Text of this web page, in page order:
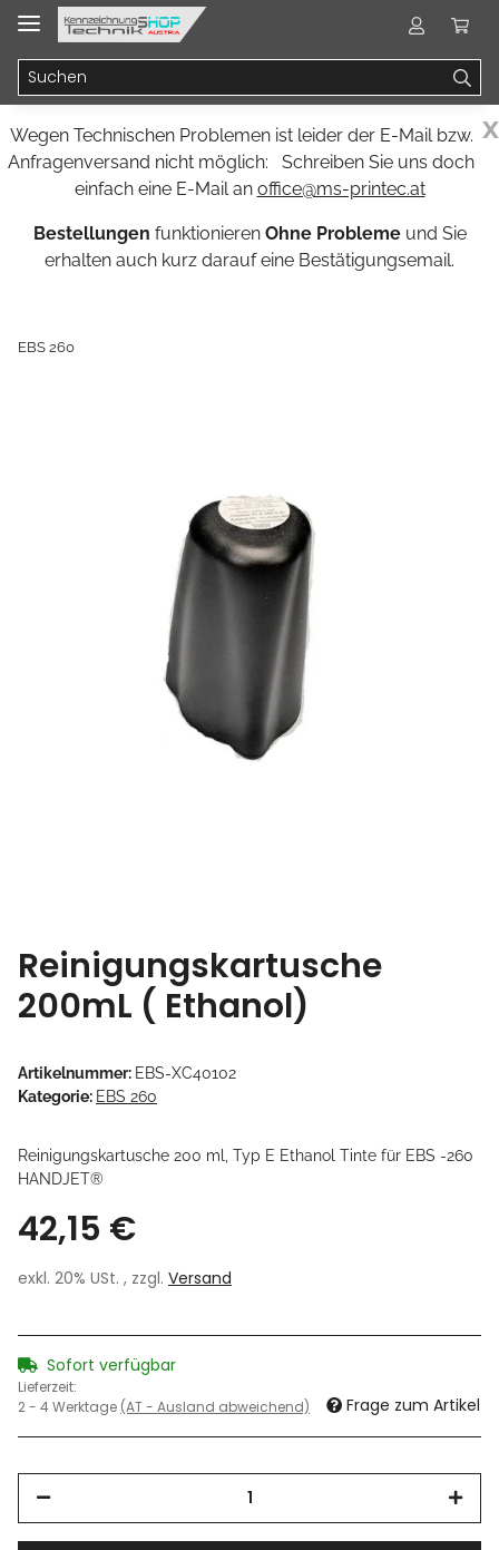
x
Wegen Technischen Problemen ist leider der E-Mail bzw.
Anfragenversand nicht möglich: Schreiben Sie uns doch
einfach eine E-Mail an office@ms-printec.at
Bestellungen funktionieren Ohne Problemeund Sie
erhalten auch kurz darauf eine Bestätigungsemail.
EBS 260
Reinigungskartusche
200mL ( Ethanol)
Artikelnummer: EBS-XC40102
Kategorie: EBS 260
Reinigungskartusche 200 ml, Typ E Ethanol Tinte für EBS -260
HANDJET®
42,15 €
exkl. 20% USt. , zzgl. Versand
Sofort verfügbar
Lieferzeit:
2 - 4 Werktage (AT - Ausland abweichend) Frage zum Artikel